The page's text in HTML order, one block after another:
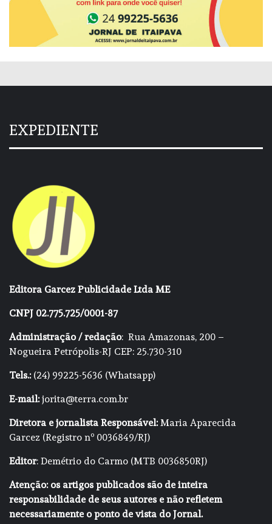
EXPEDIENTE
Editora Garcez Publicidade Ltda ME
CNPJ 02.775.725/0001-87
Administração / redação: Rua Amazonas, 200 –
Nogueira Petrópolis-RJ CEP: 25.730-310
Tels.:(24) 99225-5636 (Whatsapp)
E-mail:jorita@terra.com.br
Diretora e jornalista Responsável:Maria Aparecida
Garcez (Registro nº 0036849/RJ)
Editor: Demétrio do Carmo (MTB 0036850RJ)
Atenção: os artigos publicados são de inteira
responsabilidade de seus autores e não refletem
necessariamente o ponto de vista do Jornal.